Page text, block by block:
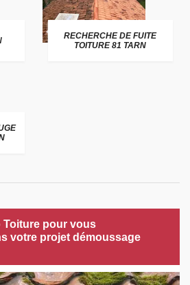
RECHERCHE DE FUITE
TOITURE 81 TARN
Toiture pour vous
votre projet démoussage